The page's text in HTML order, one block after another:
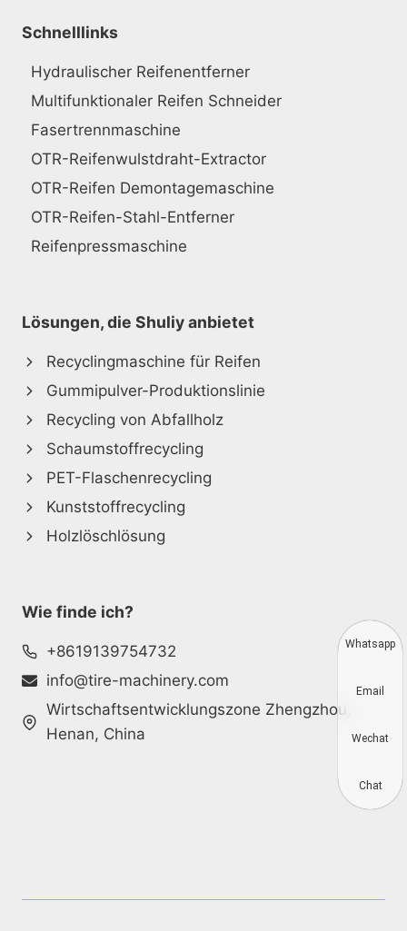
Schnelllinks
Hydraulischer Reifenentferner
Multifunktionaler Reifen Schneider
Fasertrennmaschine
OTR-Reifenwulstdraht-Extractor
OTR-Reifen Demontagemaschine
OTR-Reifen-Stahl-Entferner
Reifenpressmaschine
Lösungen, die Shuliy anbietet
Recyclingmaschine für Reifen
Gummipulver-Produktionslinie
Recycling von Abfallholz
Schaumstoffrecycling
PET-Flaschenrecycling
Kunststoffrecycling
Holzlöschlösung
Wie finde ich?
+8619139754732
info@tire-machinery.com
Wirtschaftsentwicklungszone Zhengzhou,
Henan, China
Whatsapp
Email
Wechat
Chat